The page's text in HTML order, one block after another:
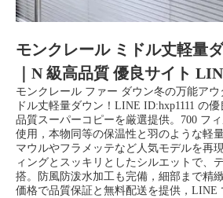
モンクレール ミドル丈軽量
｜N 級高品質 優良サイト
モンクレール ファー ダウン冬の万能アウ
ドル丈軽量ダウン！LINE ID:hxp1111 の
品質スーパーコピーを厳選提供。700 フ
使用，本物同等の保温性と羽のような軽量
マウルやフラメッテなど人気モデルを再
ィングとスッキリとしたシルエットで、
搭。防風防泼水加工も完備，細部まで精
価格で品質保証と無料配送を提供，LINE